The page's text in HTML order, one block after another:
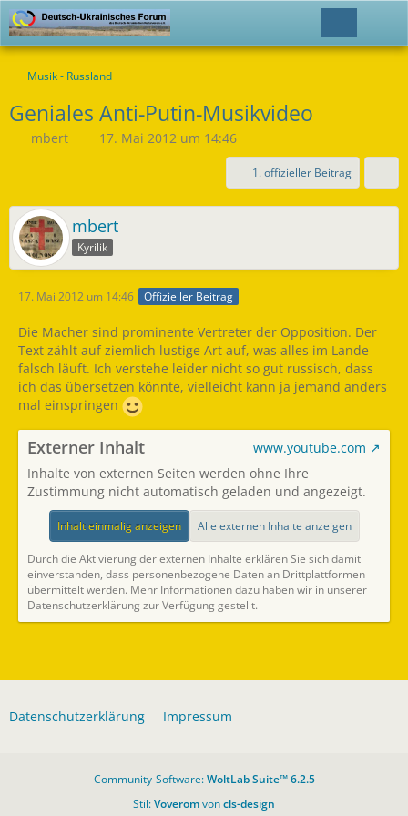
Musik - Russland
Geniales Anti-Putin-Musikvideo
mbert 17. Mai 2012 um 14:46
1. offizieller Beitrag
mbert
Kyrilik
17. Mai 2012 um 14:46 Offizieller Beitrag
Die Macher sind prominente Vertreter der Opposition. Der
Text zählt auf ziemlich lustige Art auf, was alles im Lande
falsch läuft. Ich verstehe leider nicht so gut russisch, dass
ich das übersetzen könnte, vielleicht kann ja jemand anders
mal einspringen
Externer Inhalt
www.youtube.com
Inhalte von externen Seiten werden ohne Ihre
Zustimmung nicht automatisch geladen und angezeigt.
Inhalt einmalig anzeigen Alle externen Inhalte anzeigen
Durch die Aktivierung der externen Inhalte erklären Sie sich damit
einverstanden, dass personenbezogene Daten an Drittplattformen
übermittelt werden. Mehr Informationen dazu haben wir in unserer
Datenschutzerklärung zur Verfügung gestellt.
Datenschutzerklärung Impressum
Community-Software:WoltLab Suite™ 6.2.5
Stil:Voveromvoncls-design